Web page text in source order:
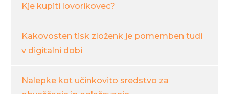
Kje kupiti lovorikovec?
Kakovosten tisk zloženk je pomemben tudi
v digitalni dobi
Nalepke kot učinkovito sredstvo za